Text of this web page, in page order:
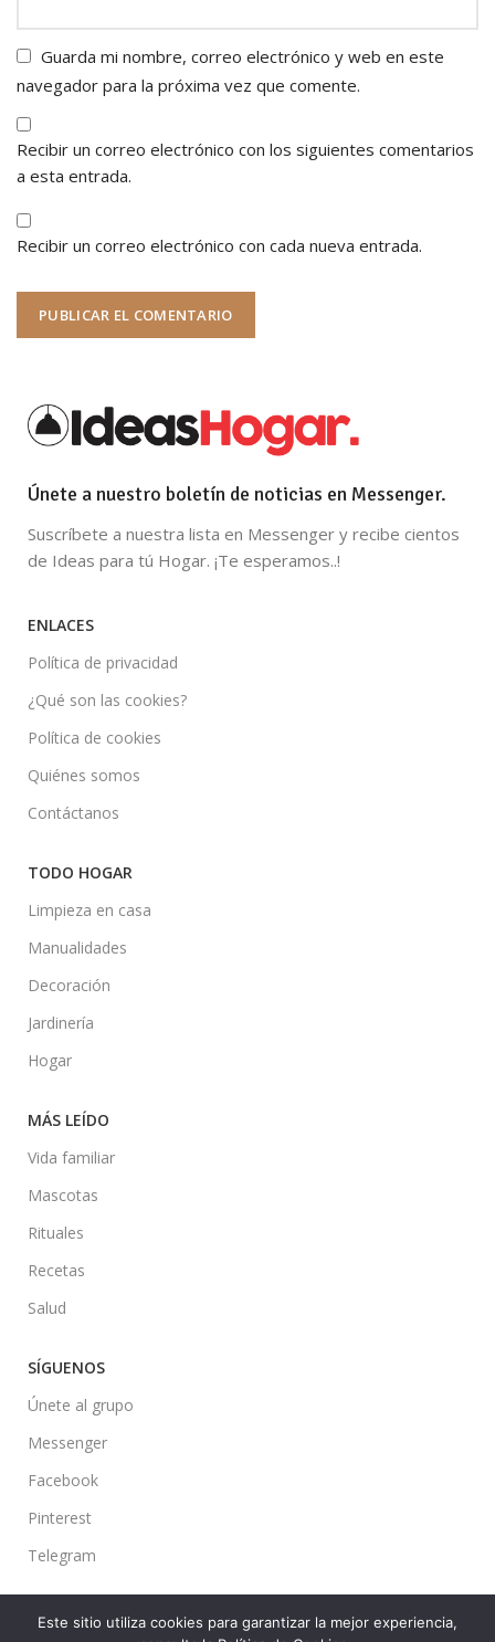
Guarda mi nombre, correo electrónico y web en este
navegador para la próxima vez que comente.
Recibir un correo electrónico con los siguientes comentarios
a esta entrada.
Recibir un correo electrónico con cada nueva entrada.
Únete a nuestro boletín de noticias en Messenger.
Suscríbete a nuestra lista en Messenger y recibe cientos
de Ideas para tú Hogar. ¡Te esperamos..!
ENLACES
Política de privacidad
¿Qué son las cookies?
Política de cookies
Quiénes somos
Contáctanos
TODO HOGAR
Limpieza en casa
Manualidades
Decoración
Jardinería
Hogar
MÁS LEÍDO
Vida familiar
Mascotas
Rituales
Recetas
Salud
SÍGUENOS
Únete al grupo
Messenger
Facebook
Pinterest
Telegram
Este sitio utiliza cookies para garantizar la mejor experiencia,